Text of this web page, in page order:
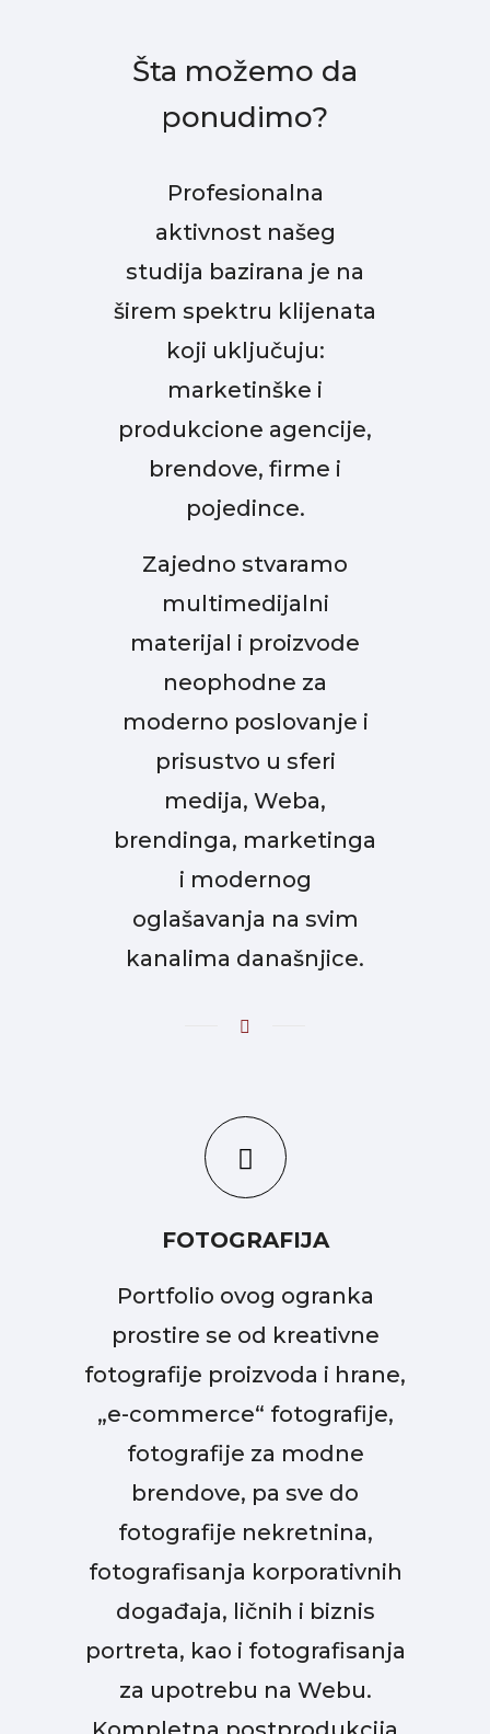
Šta možemo da
ponudimo?
Profesionalna
aktivnost našeg
studija bazirana je na
širem spektru klijenata
koji uključuju:
marketinške i
produkcione agencije,
brendove, firme i
pojedince.
Zajedno stvaramo
multimedijalni
materijal i proizvode
neophodne za
moderno poslovanje i
prisustvo u sferi
medija, Weba,
brendinga, marketinga
i modernog
oglašavanja na svim
kanalima današnjice.
FOTOGRAFIJA
Portfolio ovog ogranka
prostire se od kreativne
fotografije proizvoda i hrane,
„e-commerce“ fotografije,
fotografije za modne
brendove, pa sve do
fotografije nekretnina,
fotografisanja korporativnih
događaja, ličnih i biznis
portreta, kao i fotografisanja
za upotrebu na Webu.